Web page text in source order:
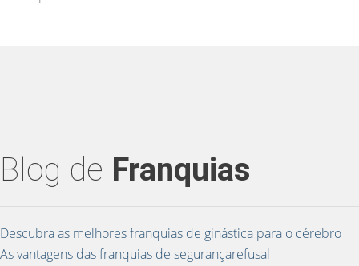
Blog de Franquias
Descubra as melhores franquias de ginástica para o cérebro
As vantagens das franquias de segurançarefusal